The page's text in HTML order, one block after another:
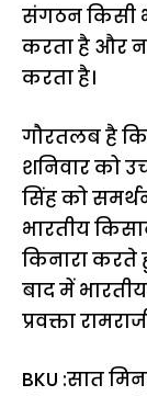
संगठन किसी
करता है और न
करता है।
गौरतलब है
शनिवार को
सिंह को
भारतीय
किनारा करते
बाद में
प्रवक्ता
BKU :सात